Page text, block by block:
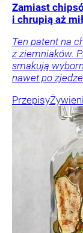
Zamiast
i chrupią aż
Ten patent na
z ziemniaków.
smakują
nawet po
Przepisy